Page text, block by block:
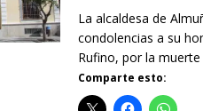
La alcaldesa de
condolencias a su
Rufino, por la
Comparte esto: